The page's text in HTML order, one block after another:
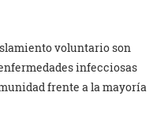
voluntario son
infecciosas
frente a la mayoría